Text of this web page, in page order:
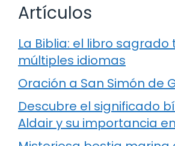
Artículos
La Biblia: el libro
múltiples idiomas
Oración a San Simón de
Descubre el significado
Aldair y su importancia